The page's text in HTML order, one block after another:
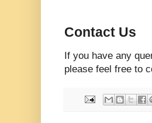
Contact Us
If you have any
please feel free to